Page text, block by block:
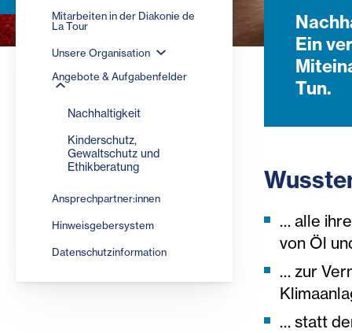
Mitarbeiten in der Diakonie de
La Tour
Unsere Organisation
Angebote & Aufgabenfelder
Nachhaltigkeit
Kinderschutz,
Gewaltschutz und
Ethikberatung
Ansprechpartner:innen
Hinweisgebersystem
Datenschutzinformation
Ein
Tun.
… alle
von Öl
… zur
… statt